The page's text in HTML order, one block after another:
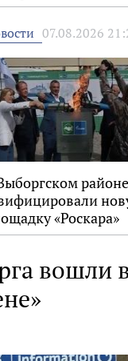
07.08.2026
районе
«Роскара»
вошли